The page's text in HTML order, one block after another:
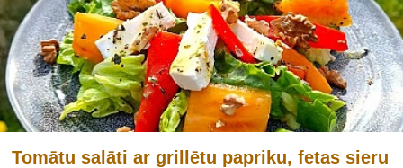
Tomātu salāti ar grillētu papriku, fetas sieru